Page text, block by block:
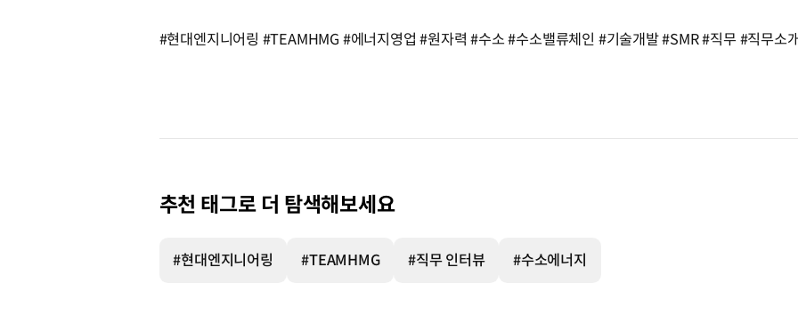
#현대엔지니어링 #TEAMHMG #에너지영업 #원자력 #수소 #수소밸류체인 #기술개발 #SMR #직무 #직무소
추천 태그로 더 탐색해보세요
#현대엔지니어링 #TEAMHMG #직무 인터뷰 #수소에너지